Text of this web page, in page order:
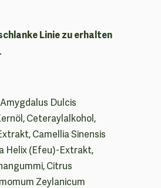
Linie zu erhalten
Dulcis
Ceteraylalkohol,
Camellia Sinensis
Helix (Efeu)-Extrakt,
Citrus
Zeylanicum